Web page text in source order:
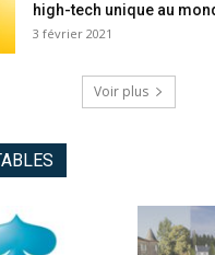
high-tech unique au
3 février 2021
Voir plus